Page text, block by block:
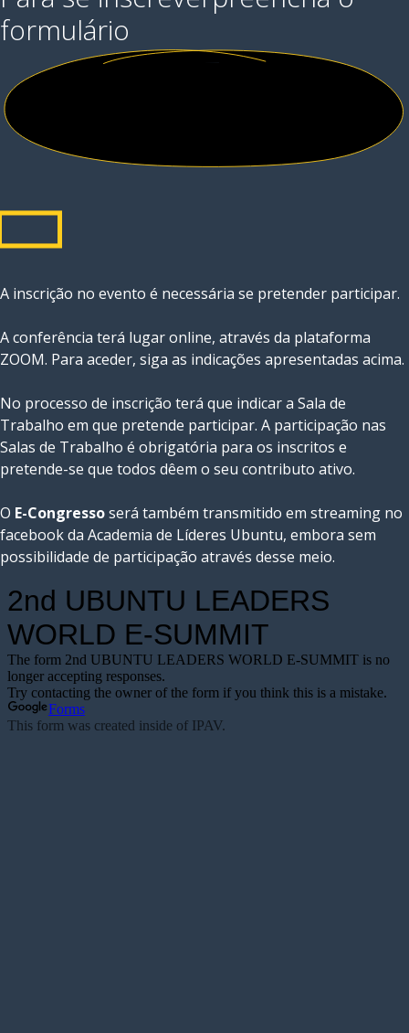
formulário
A inscrição no evento é necessária se pretender participar.
A conferência terá lugar online, através da plataforma
ZOOM. Para aceder, siga as indicações apresentadas acima.
No processo de inscrição terá que indicar a Sala de
Trabalho em que pretende participar. A participação nas
Salas de Trabalho é obrigatória para os inscritos e
pretende-se que todos dêem o seu contributo ativo.
O E-Congressoserá também transmitido em streaming no
facebook da Academia de Líderes Ubuntu, embora sem
possibilidade de participação através desse meio.